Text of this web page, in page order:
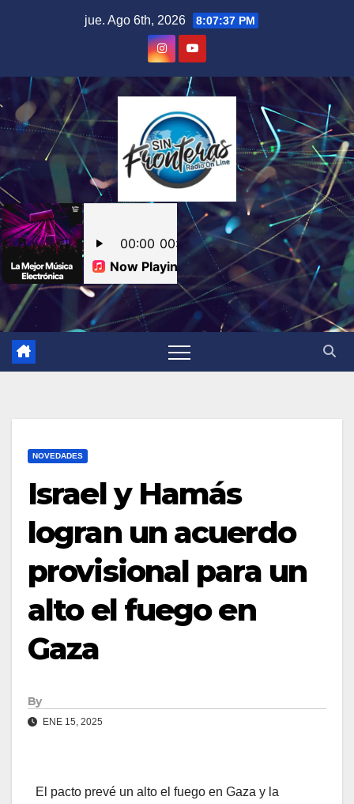
jue. Ago 6th, 2026 8:07:38 PM
NOVEDADES
Israel y Hamás
logran un acuerdo
provisional para un
alto el fuego en
Gaza
By
ENE 15, 2025
El pacto prevé un alto el fuego en Gaza y la